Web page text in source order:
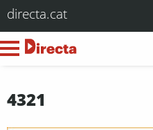
directa.cat
4321